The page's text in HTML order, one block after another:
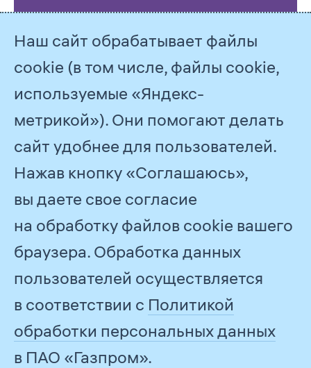
© 2026ПАО «Газпром»
Лебедева
Информация о сайте
Разработано вМедиа Стандарте
Наш сайт обрабатывает файлы
cookie (в том числе, файлы cookie,
используемые «Яндекс-
метрикой»). Они помогают делать
сайт удобнее для пользователей.
Нажав кнопку «Соглашаюсь»,
вы даете свое согласие
на обработку файлов cookie вашего
браузера. Обработка данных
пользователей осуществляется
в соответствии с Политикой
обработки персональных данных
в ПАО «Газпром».